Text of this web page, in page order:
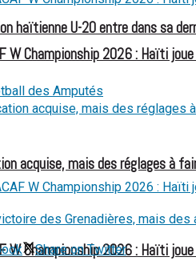
haïtienne U-20 entre dans sa
des Amputés
W Championship 2026 : Haïti
W Championship 2026 : Haïti
acquise, mais des réglages à
Share on Twitter